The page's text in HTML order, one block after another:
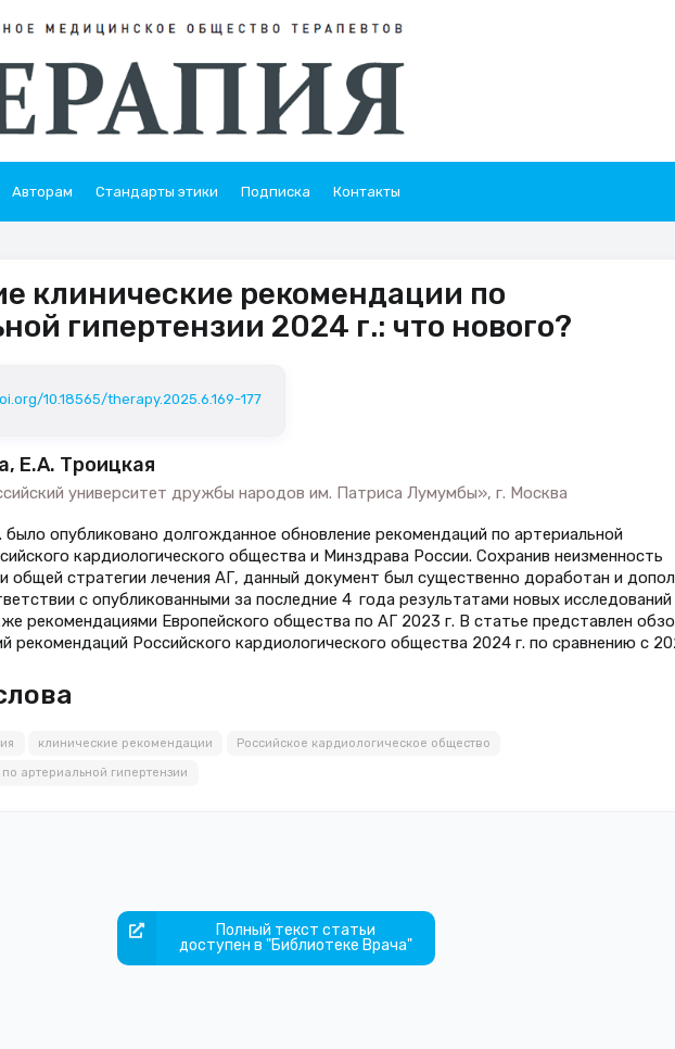
Авторам Стандарты этики Подписка Контакты
клинические рекомендации по
гипертензии 2024 г.: что нового?
10.18565/therapy.2025.6.169-177
Е.А. Троицкая
университет дружбы народов им. Патриса Лумумбы», г. Москва
было опубликовано долгожданное обновление рекомендаций по артериальной
кардиологического общества и Минздрава России. Сохранив неизменность
общей стратегии лечения АГ, данный документ был существенно доработан и
с опубликованными за последние 4 года результатами новых исследований
рекомендациями Европейского общества по АГ 2023 г. В статье представлен
рекомендаций Российского кардиологического общества 2024 г. по сравнению с
клинические рекомендации Российское кардиологическое общество
артериальной гипертензии
Полный текст статьи
доступен в "Библиотеке Врача"